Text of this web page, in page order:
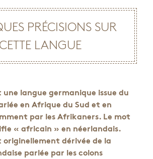
PRÉCISIONS SUR
CETTE LANGUE
une langue germanique issue du
en Afrique du Sud et en
par les Afrikaners. Le mot
« africain » en néerlandais.
originellement dérivée de la
parlée par les colons